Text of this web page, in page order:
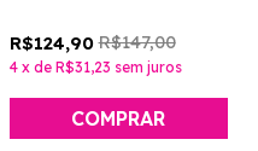
R$124,90 R$147,00
4 x de R$31,23 sem juros